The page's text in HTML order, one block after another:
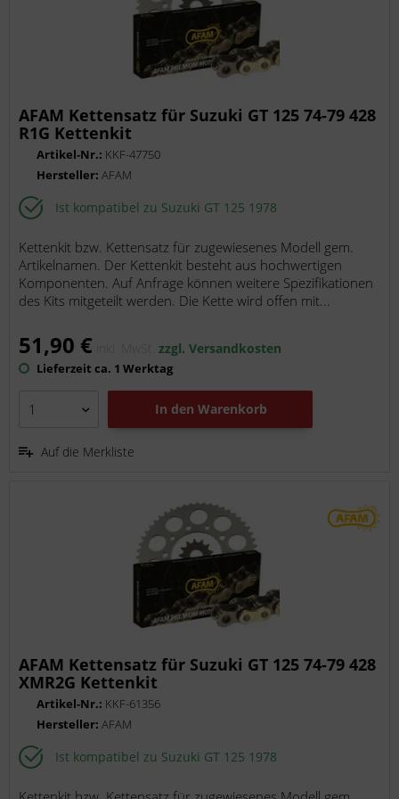
AFAM Kettensatz für Suzuki GT 125 74-79 428
R1G Kettenkit
Artikel-Nr.: KKF-47750
Hersteller:AFAM
Ist kompatibel zu Suzuki GT 125 1978
Kettenkit bzw. Kettensatz für zugewiesenes Modell gem.
Artikelnamen. Der Kettenkit besteht aus hochwertigen
Komponenten. Auf Anfrage können weitere Spezifikationen
des Kits mitgeteilt werden. Die Kette wird offen mit...
51,90 € inkl. MwSt.zzgl. Versandkosten
Lieferzeit ca. 1 Werktag
In den Warenkorb
Auf die Merkliste
AFAM Kettensatz für Suzuki GT 125 74-79 428
XMR2G Kettenkit
Artikel-Nr.: KKF-61356
Hersteller:AFAM
Ist kompatibel zu Suzuki GT 125 1978